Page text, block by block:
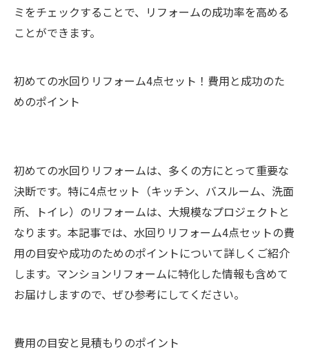
ミをチェックすることで、リフォームの成功率を高める
ことができます。
初めての水回りリフォーム4点セット！費用と成功のた
めのポイント
初めての水回りリフォームは、多くの方にとって重要な
決断です。特に4点セット（キッチン、バスルーム、洗面
所、トイレ）のリフォームは、大規模なプロジェクトと
なります。本記事では、水回りリフォーム4点セットの費
用の目安や成功のためのポイントについて詳しくご紹介
します。マンションリフォームに特化した情報も含めて
お届けしますので、ぜひ参考にしてください。
費用の目安と見積もりのポイント